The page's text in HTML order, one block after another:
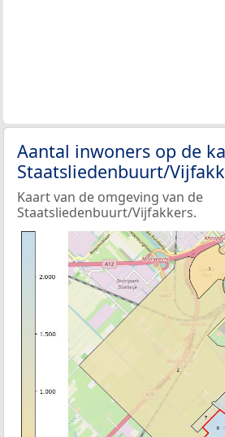
Aantal inwoners op de
Staatsliedenbuurt/
Kaart van de omgeving van de
Staatsliedenbuurt/Vijfakkers.